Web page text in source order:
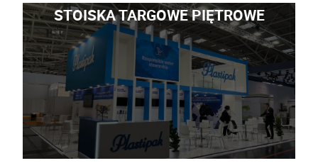
STOISKA TARGOWE PIĘTROWE